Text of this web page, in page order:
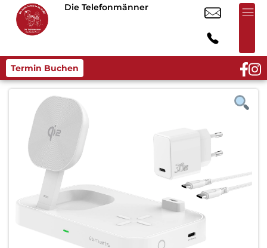
Die Telefonmänner
Termin Buchen